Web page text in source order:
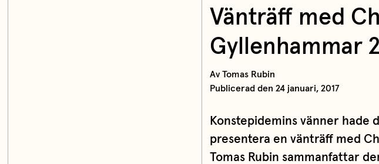
Vänträff med
Gyllenhammar
Av Tomas Rubin
Publicerad den 24 januari, 2017
Konstepidemins vänner hade
presentera en vänträff med
Tomas Rubin sammanfattar